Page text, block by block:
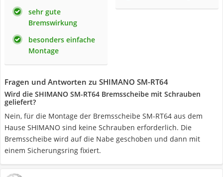
sehr gute
Bremswirkung
besonders einfache
Montage
Fragen und Antworten zu SHIMANO SM-RT64
Wird die SHIMANO SM-RT64 Bremsscheibe mit Schrauben
geliefert?
Nein, für die Montage der Bremsscheibe SM-RT64 aus dem
Hause SHIMANO sind keine Schrauben erforderlich. Die
Bremsscheibe wird auf die Nabe geschoben und dann mit
einem Sicherungsring fixiert.